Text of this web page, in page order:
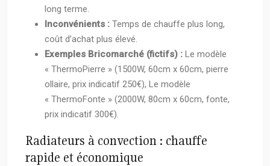
long terme.
Inconvénients : Temps de chauffe plus long,
coût d’achat plus élevé.
Exemples Bricomarché (fictifs) : Le modèle
« ThermoPierre » (1500W, 60cm x 60cm, pierre
ollaire, prix indicatif 250€), Le modèle
« ThermoFonte » (2000W, 80cm x 60cm, fonte,
prix indicatif 300€).
Radiateurs à convection : chauffe
rapide et économique